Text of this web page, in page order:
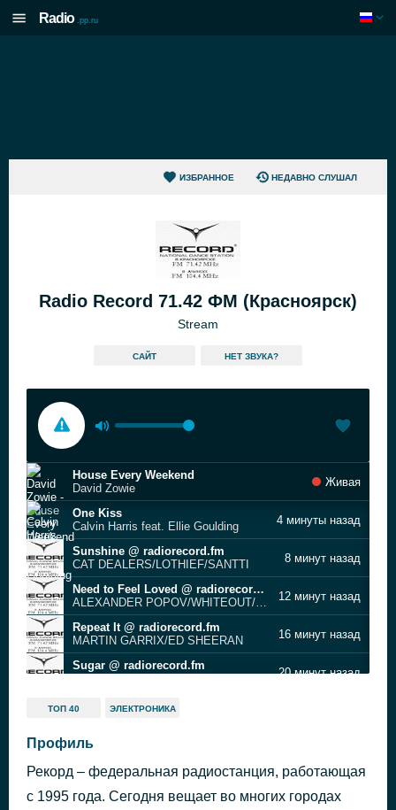
Radio .pp.ru
ИЗБРАННОЕ НЕДАВНО СЛУШАЛ
Radio Record 71.42 ФМ (Красноярск)
Stream
САЙТ HЕТ ЗВУКА?
House Every Weekend
David Zowie
Живая
One Kiss
Calvin Harris feat. Ellie Goulding
4 минуты назад
Sunshine @ radiorecord.fm
CAT DEALERS/LOTHIEF/SANTTI
8 минут назад
Need to Feel Loved @ radiorecord.fm
ALEXANDER POPOV/WHITEOUT/VAILERI
12 минут назад
Repeat It @ radiorecord.fm
MARTIN GARRIX/ED SHEERAN
16 минут назад
Sugar @ radiorecord.fm
20 минут назад
Give It to Me @ radiorecord.fm
Power Dancer @ radiorecord.fm
Cry Baby
Clean Bandit feat. Demi Lovato
ТОП 40 ЭЛЕКТРОНИКА
Профиль
Рекорд – федеральная радиостанция, работающая
с 1995 года. Сегодня вещает во многих городах